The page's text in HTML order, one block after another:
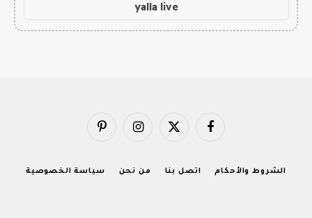
yalla live
فيسبوك X
الانستغرامبينتيريست
الشروط والأحكام اتصل بنا من نحن سياسة الخصوصية